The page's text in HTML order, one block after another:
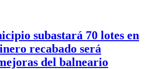
subastará 70 lotes en
recabado será
del balneario